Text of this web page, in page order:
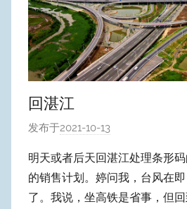
回湛江
发布于2021-10-13
:
W
y
明天或者后天回湛江处理条形
的销售计划。婷问我，台风在
了。我说，坐高铁是省事，但